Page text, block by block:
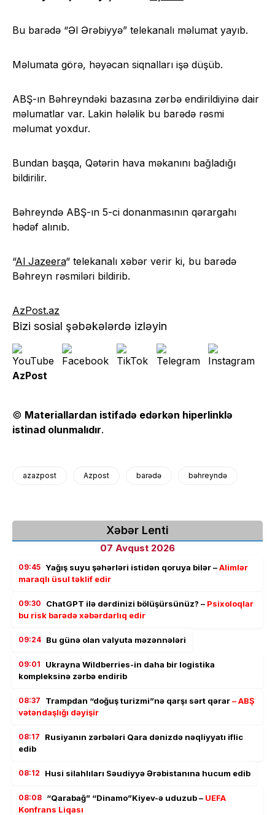
Bu barədə “Əl Ərəbiyyə” telekanalı məlumat yayıb.
Məlumata görə, həyəcan siqnalları işə düşüb.
ABŞ-ın Bəhreyndəki bazasına zərbə endirildiyinə dair
məlumatlar var. Lakin hələlik bu barədə rəsmi
məlumat yoxdur.
Bundan başqa, Qətərin hava məkanını bağladığı
bildirilir.
Bəhreyndə ABŞ-ın 5-ci donanmasının qərargahı
hədəf alınıb.
“Al Jazeera“ telekanalı xəbər verir ki, bu barədə
Bəhreyn rəsmiləri bildirib.
AzPost.az
Bizi sosial şəbəkələrdə izləyin
AzPost
© Materiallardan istifadə edərkən hiperlinklə
istinad olunmalıdır.
azazpost Azpost barədə bəhreyndə
Xəbər Lenti
07 Avqust 2026
09:45 Yağış suyu şəhərləri istidən qoruya bilər –Alimlər
maraqlı üsul təklif edir
09:30 ChatGPT ilə dərdinizi bölüşürsünüz? – Psixoloqlar
bu risk barədə xəbərdarlıq edir
09:24 Bu günə olan valyuta məzənnələri
09:01
Ukrayna Wildberries-in daha bir logistika
kompleksinə zərbə endirib
08:37 Trampdan “doğuş turizmi”nə qarşı sərt qərar– ABŞ
vətəndaşlığı dəyişir
08:17
Rusiyanın zərbələri Qara dənizdə nəqliyyatı iflic
edib
08:12 Husi silahlıları Səudiyyə Ərəbistanına hucum edib
08:08 “Qarabağ” “Dinamo”Kiyev-ə uduzub – UEFA
Konfrans Liqası